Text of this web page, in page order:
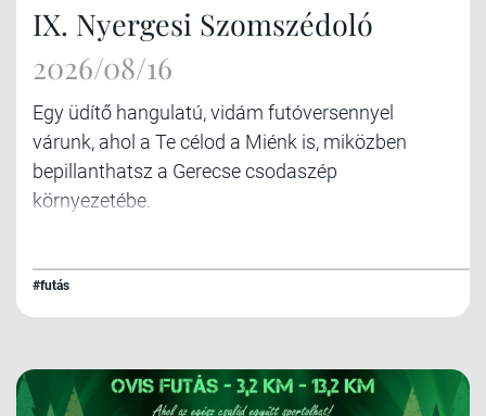
IX. Nyergesi Szomszédoló
2026/08/16
Egy üdítő hangulatú, vidám futóversennyel
várunk, ahol a Te célod a Miénk is, miközben
bepillanthatsz a Gerecse csodaszép
környezetébe.
#futás